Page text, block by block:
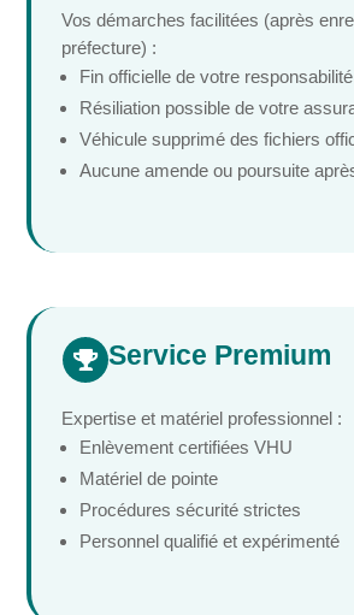
Vos démarches facilitées (après
préfecture) :
Fin officielle de votre responsabilité
Résiliation possible de votre
Véhicule supprimé des fichiers
Aucune amende ou poursuite
 Service Premium
Expertise et matériel professionnel :
Enlèvement certifiées VHU
Matériel de pointe
Procédures sécurité strictes
Personnel qualifié et expérimenté